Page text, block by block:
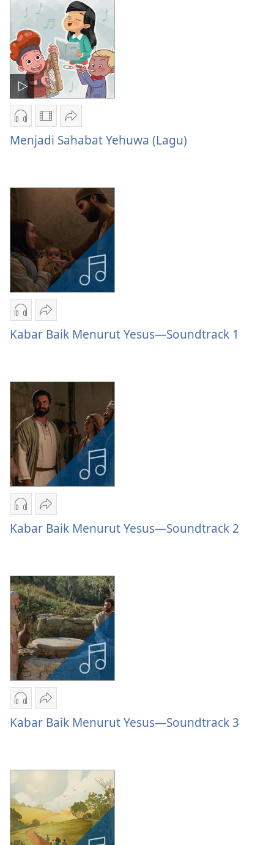
Pilihan
download
audio
Pilihan
download
Yehuwa
Bagikan
Menjadi
Menjadi Sahabat Yehuwa (Lagu)
Pilihan
download
Menurut
Yesus
—
Soundtrack
1
Bagikan
Kabar
—
Soundtrack
1
Kabar Baik Menurut Yesus—Soundtrack 1
Pilihan
download
Menurut
Yesus
—
Soundtrack
2
Bagikan
Kabar
—
Soundtrack
2
Kabar Baik Menurut Yesus—Soundtrack 2
Pilihan
download
Yesus
—
Soundtrack
3
Bagikan
Kabar
Soundtrack
3
Kabar Baik Menurut Yesus—Soundtrack 3